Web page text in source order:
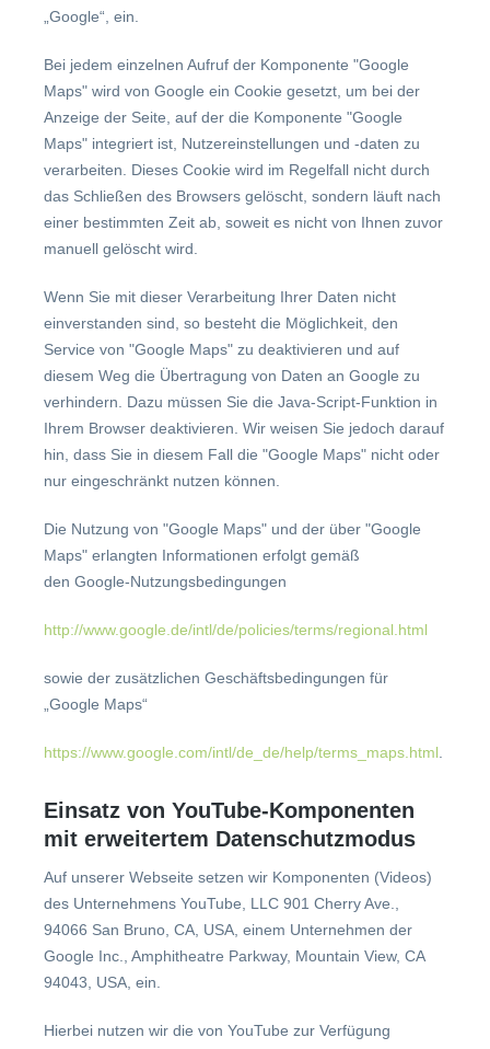
„Google“, ein.
Bei jedem einzelnen Aufruf der Komponente "Google
Maps" wird von Google ein Cookie gesetzt, um bei der
Anzeige der Seite, auf der die Komponente "Google
Maps" integriert ist, Nutzereinstellungen und -daten zu
verarbeiten. Dieses Cookie wird im Regelfall nicht durch
das Schließen des Browsers gelöscht, sondern läuft nach
einer bestimmten Zeit ab, soweit es nicht von Ihnen zuvor
manuell gelöscht wird.
Wenn Sie mit dieser Verarbeitung Ihrer Daten nicht
einverstanden sind, so besteht die Möglichkeit, den
Service von "Google Maps" zu deaktivieren und auf
diesem Weg die Übertragung von Daten an Google zu
verhindern. Dazu müssen Sie die Java-Script-Funktion in
Ihrem Browser deaktivieren. Wir weisen Sie jedoch darauf
hin, dass Sie in diesem Fall die "Google Maps" nicht oder
nur eingeschränkt nutzen können.
Die Nutzung von "Google Maps" und der über "Google
Maps" erlangten Informationen erfolgt gemäß
den Google-Nutzungsbedingungen
http://www.google.de/intl/de/policies/terms/regional.html
sowie der zusätzlichen Geschäftsbedingungen für
„Google Maps“
https://www.google.com/intl/de_de/help/terms_maps.html
Einsatz von YouTube-Komponenten
mit erweitertem Datenschutzmodus
Auf unserer Webseite setzen wir Komponenten (Videos)
des Unternehmens YouTube, LLC 901 Cherry Ave.,
94066 San Bruno, CA, USA, einem Unternehmen der
Google Inc., Amphitheatre Parkway, Mountain View, CA
94043, USA, ein.
Hierbei nutzen wir die von YouTube zur Verfügung